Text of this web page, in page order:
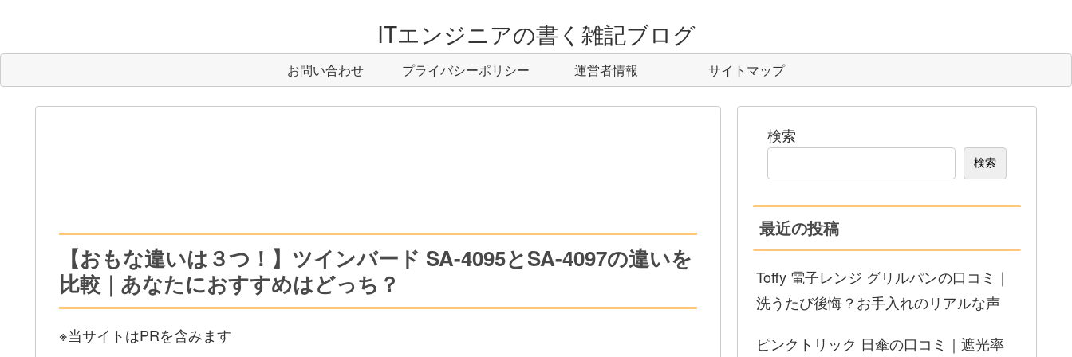
ITエンジニアの書く雑記ブログ
お問い合わせ プライバシーポリシー 運営者情報 サイトマップ
【おもな違いは３つ！】ツインバード SA-4095とSA-4097の違いを
比較｜あなたにおすすめはどっち？
※当サイトはPRを含みます
検索
検索
最近の投稿
Toffy 電子レンジ グリルパンの口コミ｜
洗うたび後悔？お手入れのリアルな声
ピンクトリック 日傘の口コミ｜遮光率